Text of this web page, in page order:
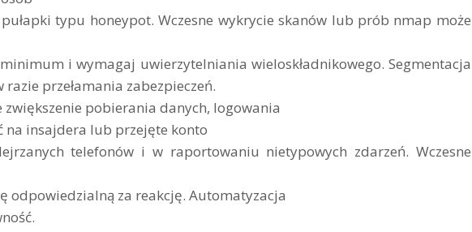
typu honeypot. Wczesne wykrycie skanów lub prób nmap może
i wymagaj uwierzytelniania wieloskładnikowego. Segmentacja
przełamania zabezpieczeń.
pobierania danych, logowania
na insajdera lub przejęte konto
telefonów i w raportowaniu nietypowych zdarzeń. Wczesne
odpowiedzialną za reakcję. Automatyzacja